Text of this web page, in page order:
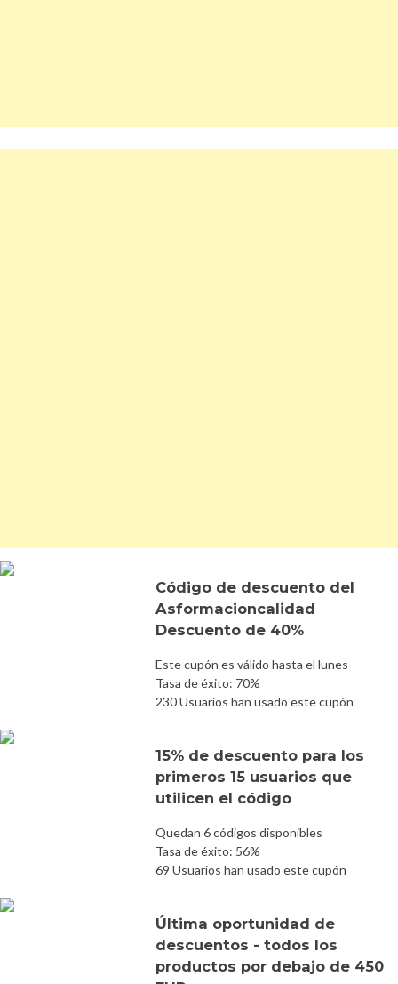
Código de descuento del
Asformacioncalidad
Descuento de 40%
Este cupón es válido hasta el lunes
Tasa de éxito: 70%
230 Usuarios han usado este cupón
15% de descuento para los
primeros 15 usuarios que
utilicen el código
Quedan 6 códigos disponibles
Tasa de éxito: 56%
69 Usuarios han usado este cupón
Última oportunidad de
descuentos - todos los
productos por debajo de 450